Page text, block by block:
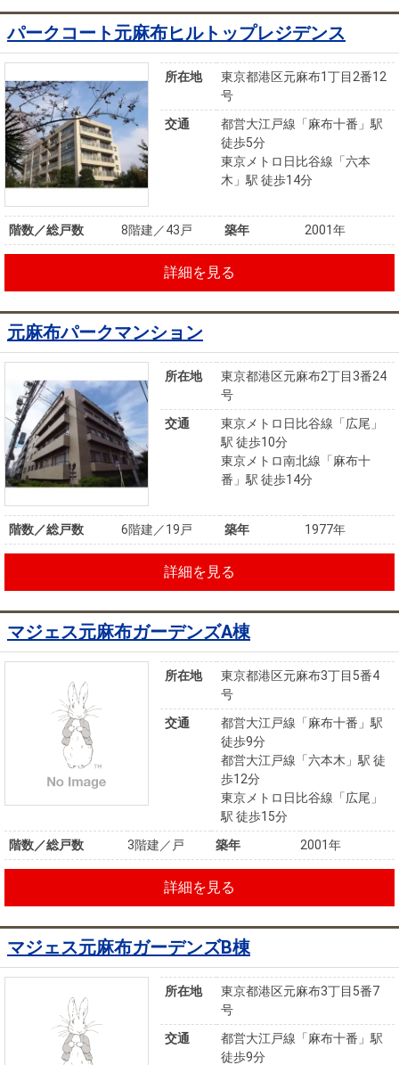
パークコート元麻布ヒルトップレジデンス
所在地
東京都港区元麻布1丁目2番12
号
交通
都営大江戸線「麻布十番」駅
徒歩5分
東京メトロ日比谷線「六本
木」駅 徒歩14分
階数／総戸数 8階建／43戸 築年 2001年
詳細を見る
元麻布パークマンション
所在地
東京都港区元麻布2丁目3番24
号
交通
東京メトロ日比谷線「広尾」
駅 徒歩10分
東京メトロ南北線「麻布十
番」駅 徒歩14分
階数／総戸数 6階建／19戸 築年 1977年
詳細を見る
マジェス元麻布ガーデンズA棟
所在地
東京都港区元麻布3丁目5番4
号
交通
都営大江戸線「麻布十番」駅
徒歩9分
都営大江戸線「六本木」駅 徒
歩12分
東京メトロ日比谷線「広尾」
駅 徒歩15分
階数／総戸数
3階建／戸 築年 2001年
詳細を見る
マジェス元麻布ガーデンズB棟
所在地
東京都港区元麻布3丁目5番7
号
交通
都営大江戸線「麻布十番」駅
徒歩9分